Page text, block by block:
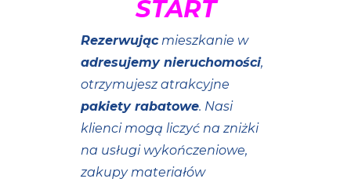
START
Rezerwującmieszkanie w
adresujemy nieruchomości,
otrzymujesz atrakcyjne
pakiety rabatowe. Nasi
klienci mogą liczyć na zniżki
na usługi wykończeniowe,
zakupy materiałów